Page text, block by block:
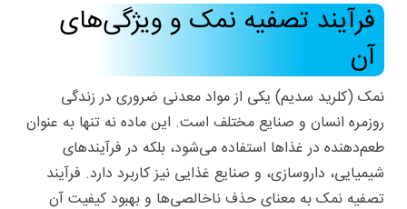
فرآیند تصفیه نمک و ویژگی‌های
آن
نمک (کلرید سدیم) یکی ازمواد معدنی ضروری در زندگی
روزمره انسان و صنایع مختلف است. این ماده نه تنها به عنوان
طعم‌دهنده در غذاها استفاده می‌شود، بلکه در فرآیندهای
شیمیایی، داروسازی، و صنایع غذایی نیز کاربرد دارد. فرآیند
تصفیه نمکبه معنای حذف ناخالصی‌ها و بهبود کیفیت آن